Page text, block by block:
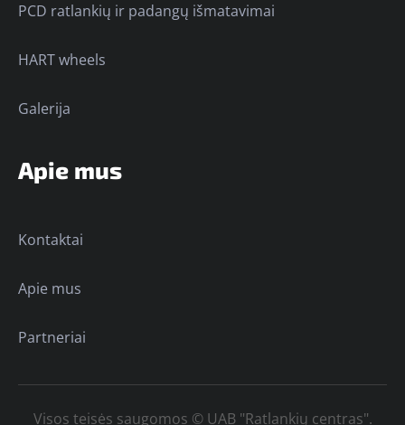
PCD ratlankių ir padangų išmatavimai
HART wheels
Galerija
Apie mus
Kontaktai
Apie mus
Partneriai
Visos teisės saugomos © UAB "Ratlankių centras".